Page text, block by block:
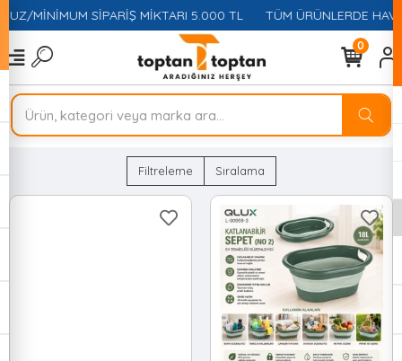
SİPARİŞ MİKTARI 5.000 TL TÜM ÜRÜNLERDE HAVALEDE
0
Filtreleme Sıralama